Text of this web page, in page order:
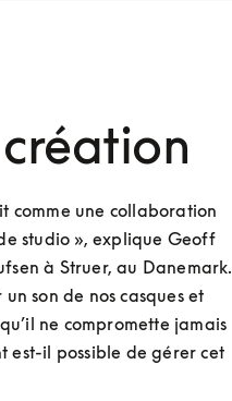
comme une collaboration
studio », explique Geoff
à Struer, au Danemark.
son de nos casques et
ne compromette jamais
est-il possible de gérer cet